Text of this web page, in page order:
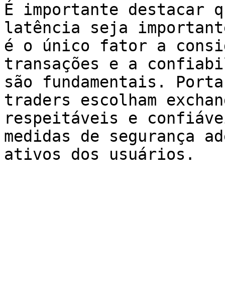
É importante destacar
latência seja
é o único fator a
transações e a
são fundamentais.
traders escolham
respeitáveis e
medidas de segurança